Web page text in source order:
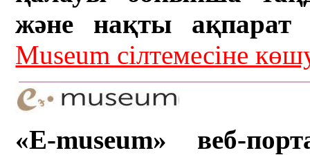
және нақты ақпарат
Museum сілтемесіне
«E-museum» веб-